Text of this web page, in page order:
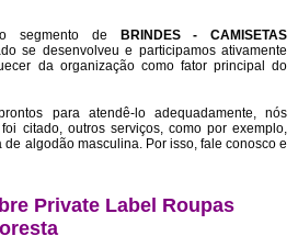
segmento de
BRINDES - CAMISETAS
se desenvolveu e participamos ativamente
da organização como fator principal do
para atendê-lo adequadamente, nós
citado, outros serviços, como por exemplo,
algodão masculina. Por isso, fale conosco e
Private Label Roupas